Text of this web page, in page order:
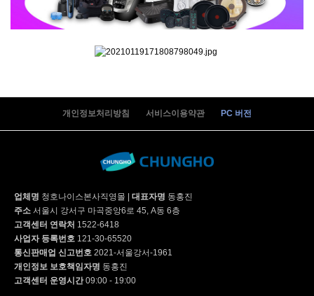
개인정보처리방침 서비스이용약관 PC 버전
업체명 청호나이스본사직영몰 대표자명 동홍진
주소 서울시 강서구 마곡중앙6로 45, A동 6층
고객센터 연락처 1522-6418
사업자 등록번호 121-30-65520
통신판매업 신고번호 2021-서울강서-1961
개인정보 보호책임자명 동홍진
고객센터 운영시간09:00 - 19:00